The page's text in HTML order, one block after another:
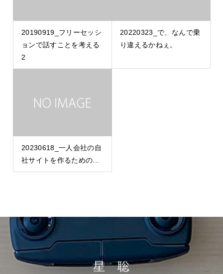
20190919_フリーセッシ
ョンで話すことを考える
2
20220323_で、なんで乗
り違えるかねぇ。
20230618_一人会社の自
社サイトを作るための...
星 聡